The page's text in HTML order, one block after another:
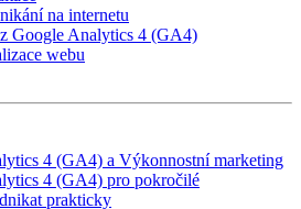
na internetu
Google Analytics 4 (GA4)
webu
4 (GA4) a Výkonnostní marketing
4 (GA4) pro pokročilé
prakticky